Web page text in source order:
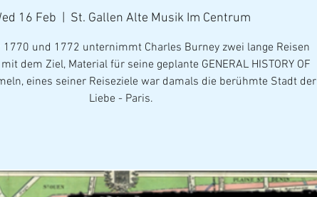
16 Feb St. Gallen Alte Musik Im Centrum
1770 und 1772 unternimmt Charles Burney zwei lange Reisen
dem Ziel, Material für seine geplante GENERAL HISTORY OF
eines seiner Reiseziele war damals die berühmte Stadt der
Liebe - Paris.